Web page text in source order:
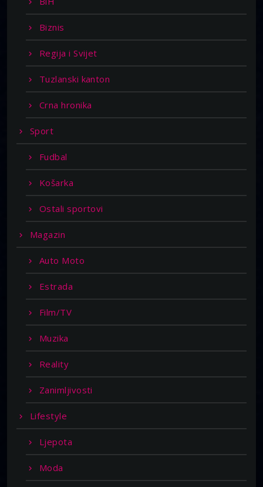
Biznis
Regija i Svijet
Tuzlanski kanton
Crna hronika
Sport
Fudbal
Košarka
Ostali sportovi
Magazin
Auto Moto
Estrada
Film/TV
Muzika
Reality
Zanimljivosti
Lifestyle
Ljepota
Moda